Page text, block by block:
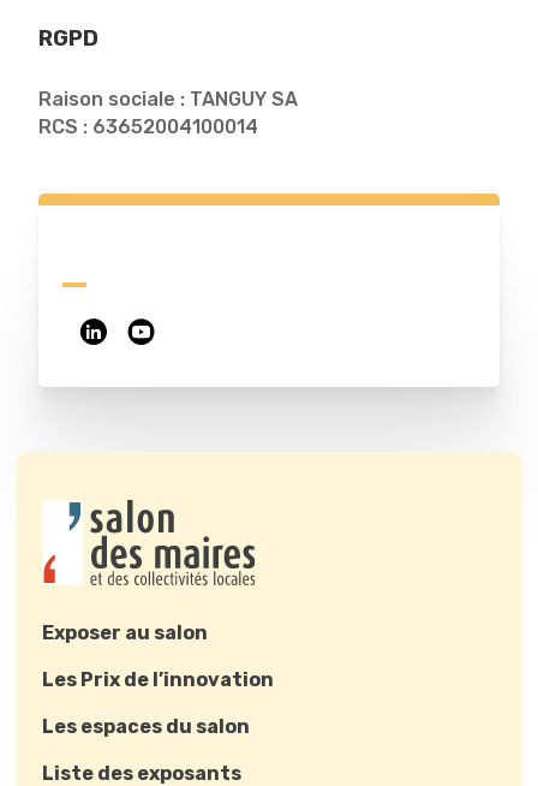
RGPD
Raison sociale : TANGUY SA
RCS : 63652004100014
Exposer au salon
Les Prix de l’innovation
Les espaces du salon
Liste des exposants